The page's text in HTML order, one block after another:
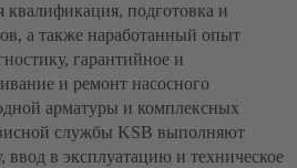
квалификация, подготовка и
а также наработанный опыт
гарантийное и
и ремонт насосного
арматуры и комплексных
службы KSB выполняют
в эксплуатацию и техническое